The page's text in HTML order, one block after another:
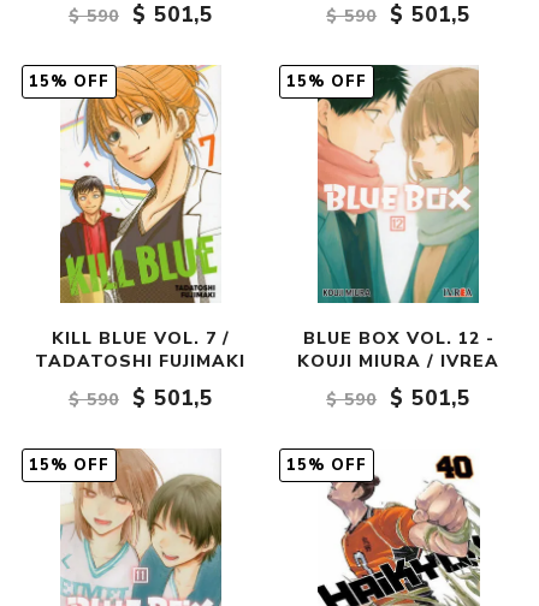
$ 590
$ 501,5 $ 590 $ 501,5
15% OFF
KILL BLUE VOL. 7 /
TADATOSHI FUJIMAKI
$ 590
$ 501,5
15% OFF
BLUE BOX VOL. 12 -
KOUJI MIURA / IVREA
$ 590
$ 501,5
15% OFF 15% OFF